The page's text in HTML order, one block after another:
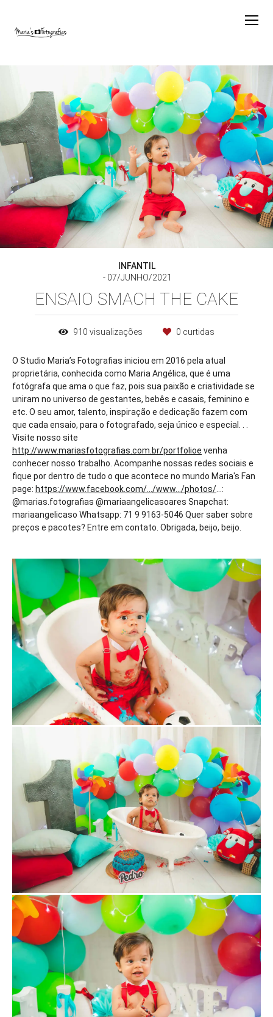
INFANTIL
07/JUNHO/2021
ENSAIO SMACH THE CAKE
910 visualizações 0 curtidas
O Studio Maria’s Fotografias iniciou em 2016 pela atual
proprietária, conhecida como Maria Angélica, que é uma
fotógrafa que ama o que faz, pois sua paixão e criatividade se
uniram no universo de gestantes, bebês e casais, feminino e
etc. O seu amor, talento, inspiração e dedicação fazem com
que cada ensaio, para o fotografado, seja único e especial. . .
Visite nosso site
http://www.mariasfotografias.com.br/portfolioe venha
conhecer nosso trabalho. Acompanhe nossas redes sociais e
fique por dentro de tudo o que acontece no mundo Maria's Fan
page: https://www.facebook.com/.../www.../photos/ ...:
@marias.fotografias @mariaangelicasoares Snapchat:
mariaangelicaso Whatsapp: 71 9 9163-5046 Quer saber sobre
preços e pacotes? Entre em contato. Obrigada, beijo, beijo.